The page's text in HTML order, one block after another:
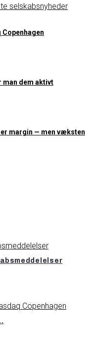
Copenhagen
man dem aktivt
margin — men væksten